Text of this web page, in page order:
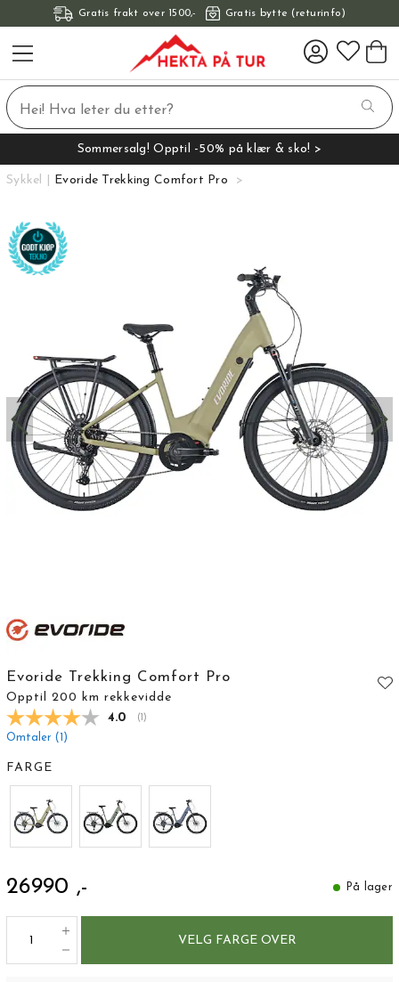
Gratis frakt over 1500,- Gratis bytte (returinfo)
Sommersalg! Opptil -50% på klær & sko! >
Sykkel Evoride Trekking Comfort Pro
Evoride Trekking Comfort Pro
Opptil 200 km rekkevidde
Gjennomsnittskarakter:
4.0 ( stemmer:
)
Omtaler ( )
FARGE
26990 ,- På lager
VELG FARGE OVER